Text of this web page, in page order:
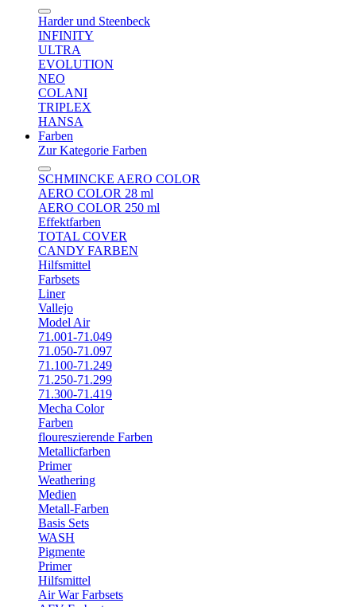
Harder und Steenbeck
INFINITY
ULTRA
EVOLUTION
NEO
COLANI
TRIPLEX
HANSA
Farben
Zur Kategorie Farben
SCHMINCKE AERO COLOR
AERO COLOR 28 ml
AERO COLOR 250 ml
Effektfarben
TOTAL COVER
CANDY FARBEN
Hilfsmittel
Farbsets
Liner
Vallejo
Model Air
71.001-71.049
71.050-71.097
71.100-71.249
71.250-71.299
71.300-71.419
Mecha Color
Farben
floureszierende Farben
Metallicfarben
Primer
Weathering
Medien
Metall-Farben
Basis Sets
WASH
Pigmente
Primer
Hilfsmittel
Air War Farbsets